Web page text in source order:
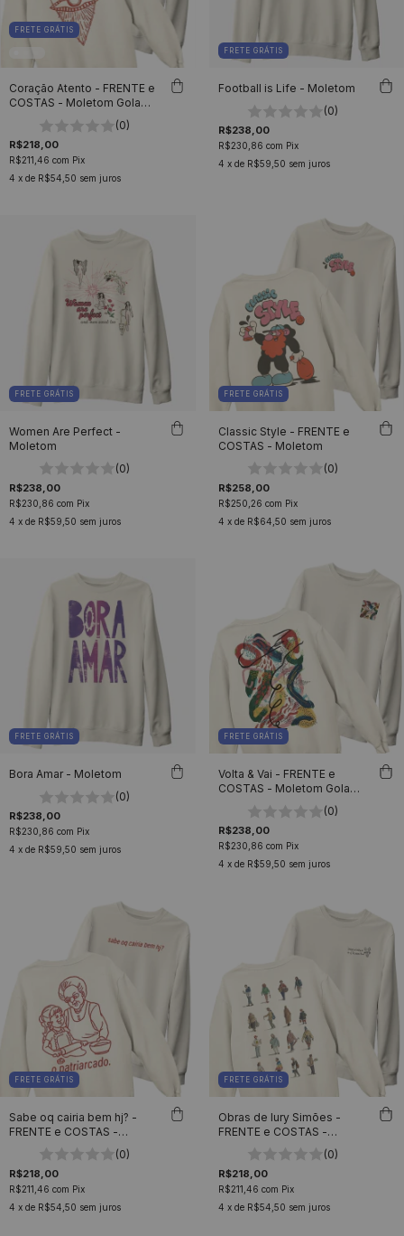
FRETE GRÁTIS
Coração Atento - FRENTE e
COSTAS - Moletom Gola
(0)
R$218,00
R$211,46 com Pix
4 x de R$54,50 sem juros
FRETE GRÁTIS
Football is Life - Moletom
(0)
R$238,00
R$230,86 com Pix
4 x de R$59,50 sem juros
FRETE GRÁTIS
Women Are Perfect -
Moletom
(0)
R$238,00
R$230,86 com Pix
4 x de R$59,50 sem juros
FRETE GRÁTIS
Classic Style - FRENTE e
COSTAS - Moletom
(0)
R$258,00
R$250,26 com Pix
4 x de R$64,50 sem juros
FRETE GRÁTIS
Bora Amar - Moletom
(0)
R$238,00
R$230,86 com Pix
4 x de R$59,50 sem juros
FRETE GRÁTIS
Volta & Vai - FRENTE e
COSTAS - Moletom Gola
(0)
R$238,00
R$230,86 com Pix
4 x de R$59,50 sem juros
FRETE GRÁTIS
Sabe oq cairia bem hj? -
FRENTE e COSTAS -
Moletom Gola Careca
(0)
R$218,00
R$211,46 com Pix
4 x de R$54,50 sem juros
FRETE GRÁTIS
Obras de Iury Simões -
FRENTE e COSTAS -
Moletom Gola Careca
(0)
R$218,00
R$211,46 com Pix
4 x de R$54,50 sem juros